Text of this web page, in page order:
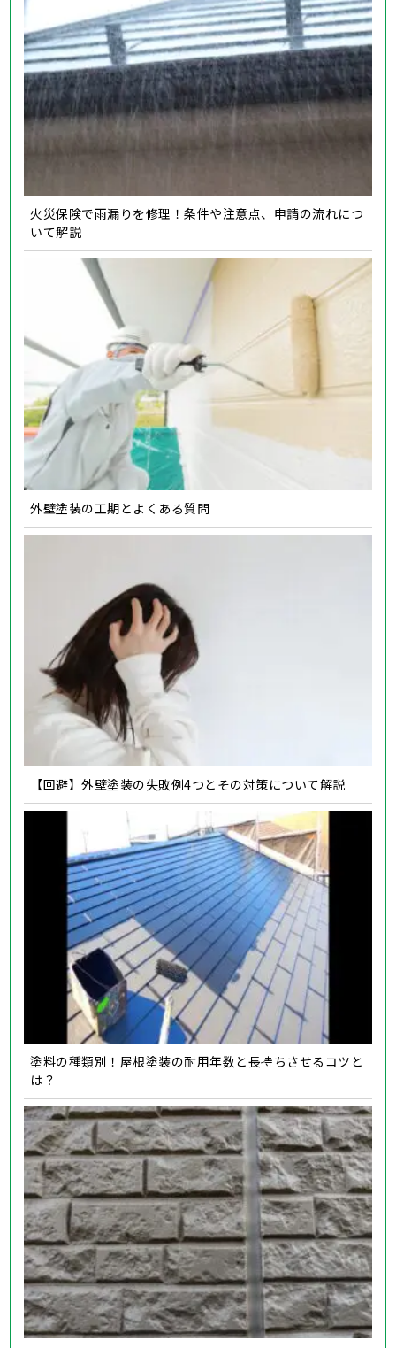
火災保険で雨漏りを修理！条件や注意点、申請の流れにつ
いて解説
外壁塗装の工期とよくある質問
【回避】外壁塗装の失敗例4つとその対策について解説
塗料の種類別！屋根塗装の耐用年数と長持ちさせるコツと
は？